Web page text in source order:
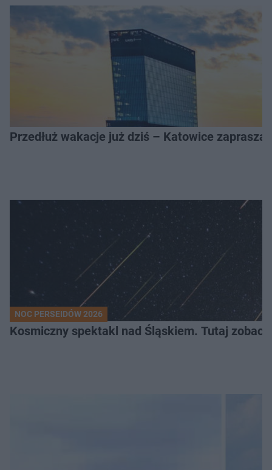
Przedłuż wakacje już dziś – Katowice
NOC PERSEIDÓW 2026
Kosmiczny spektakl nad Śląskiem. Tutaj